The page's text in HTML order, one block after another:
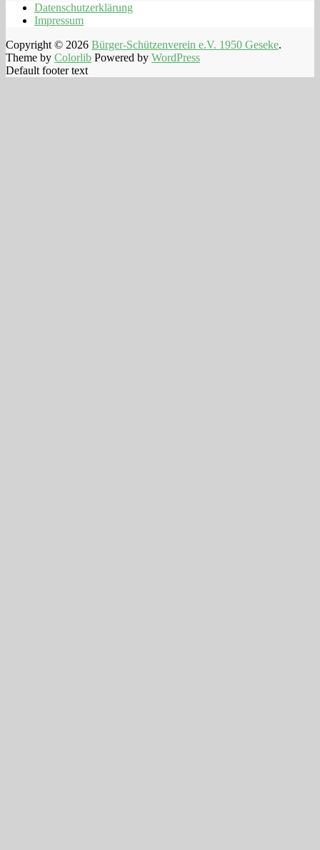
Datenschutzerklärung
Impressum
Copyright © 2026 Bürger-Schützenverein e.V. 1950 Geseke.
Theme by Colorlib Powered by WordPress
Default footer text